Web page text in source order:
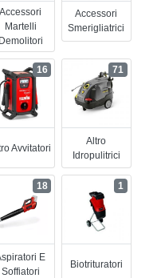
Accessori
Martelli
Demolitori
Accessori
Smerigliatrici
Avvitatori
16
Altro
Idropulitrici
71
E
Soffiatori
18
Biotrituratori
1